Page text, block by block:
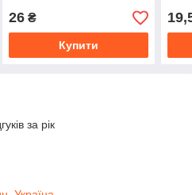
26₴
Купити
за рік